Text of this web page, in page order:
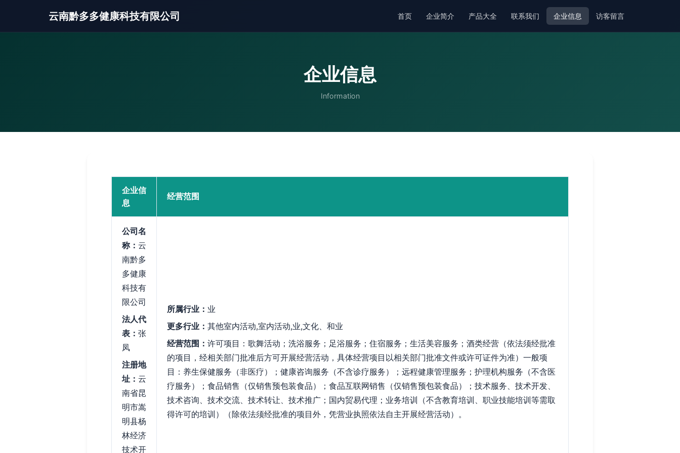
云南黔多多健康科技有限公司 首页 企业简介 产品大全 联系我们 企业信息 访客留言
企业信息
Information
企业信
息
经营范围
公司名
称： 云
南黔多
多健康
科技有
限公司
法人代
表： 张
凤
注册地
址： 云
南省昆
明市嵩
明县杨
林经济
技术开
所属行业： 业
更多行业： 其他室内活动,室内活动,业,文化、和业
经营范围： 许可项目：歌舞活动；洗浴服务；足浴服务；住宿服务；生活美容服务；酒类经营（依法须经批准
的项目，经相关部门批准后方可开展经营活动，具体经营项目以相关部门批准文件或许可证件为准）一般项
目：养生保健服务（非医疗）；健康咨询服务（不含诊疗服务）；远程健康管理服务；护理机构服务（不含医
疗服务）；食品销售（仅销售预包装食品）；食品互联网销售（仅销售预包装食品）；技术服务、技术开发、
技术咨询、技术交流、技术转让、技术推广；国内贸易代理；业务培训（不含教育培训、职业技能培训等需取
得许可的培训）（除依法须经批准的项目外，凭营业执照依法自主开展经营活动）。